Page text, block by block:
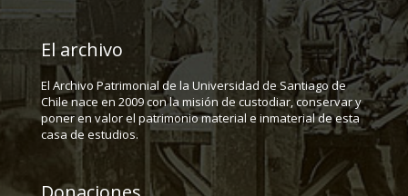
El archivo
El Archivo Patrimonial de la Universidad de Santiago de
Chile nace en 2009 con la misión de custodiar, conservar y
poner en valor el patrimonio material e inmaterial de esta
casa de estudios.